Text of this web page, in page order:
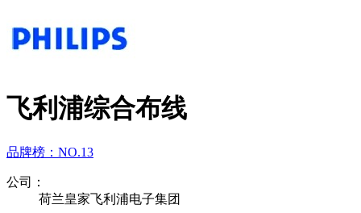
飞利浦综合布线
品牌榜： NO.13
公司：
荷兰皇家飞利浦电子集团